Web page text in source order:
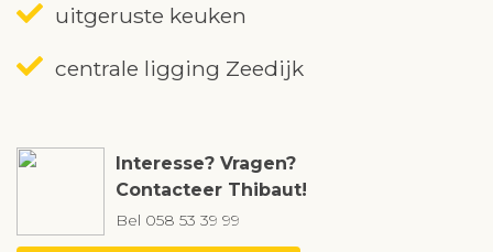
uitgeruste keuken
centrale ligging Zeedijk
Interesse? Vragen?
Contacteer Thibaut!
Bel 058 53 39 99